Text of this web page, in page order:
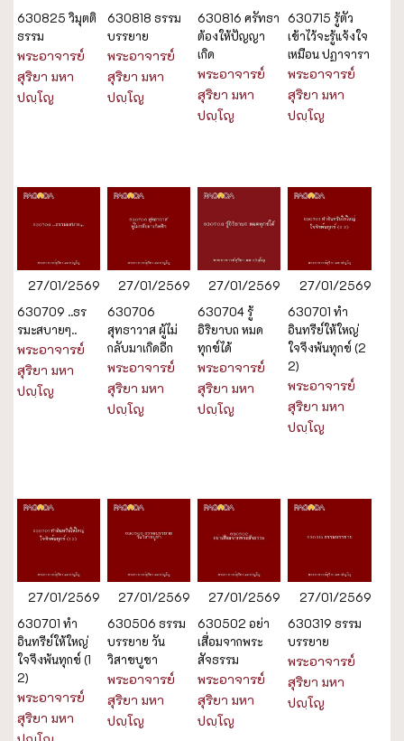
630825 วิมุตติ
ธรรม
พระอาจารย์
สุริยา มหา
ปญฺโญ
630818 ธรรม
บรรยาย
พระอาจารย์
สุริยา มหา
ปญฺโญ
630816 ศรัทธา
ต้องให้ปัญญา
เกิด
พระอาจารย์
สุริยา มหา
ปญฺโญ
630715 รู้ตัว
เข้าไว้จะรู้แจ้งใจ
เหมือน ปฏาจารา
พระอาจารย์
สุริยา มหา
ปญฺโญ
27/01/2569
630709 ..ธร
รมะสบายๆ..
พระอาจารย์
สุริยา มหา
ปญฺโญ
27/01/2569
630706
สุทธาวาส ผู้ไม่
กลับมาเกิดอีก
พระอาจารย์
สุริยา มหา
ปญฺโญ
27/01/2569
630704 รู้
อิริยาบถ หมด
ทุกข์ได้
พระอาจารย์
สุริยา มหา
ปญฺโญ
27/01/2569
630701 ทำ
อินทรีย์ให้ใหญ่
ใจจึงพ้นทุกข์ (2
2)
พระอาจารย์
สุริยา มหา
ปญฺโญ
27/01/2569
630701 ทำ
อินทรีย์ให้ใหญ่
ใจจึงพ้นทุกข์ (1
2)
พระอาจารย์
สุริยา มหา
27/01/2569
630506 ธรรม
บรรยาย วัน
วิสาขบูชา
พระอาจารย์
สุริยา มหา
ปญฺโญ
27/01/2569
630502 อย่า
เสื่อมจากพระ
สัจธรรม
พระอาจารย์
สุริยา มหา
ปญฺโญ
27/01/2569
630319 ธรรม
บรรยาย
พระอาจารย์
สุริยา มหา
ปญฺโญ